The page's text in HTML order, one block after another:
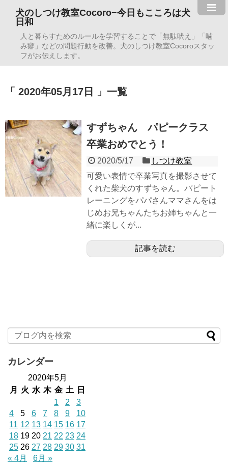
犬のしつけ教室Cocoro−今日もこころは犬
日和
人と暮らすためのルールを学習することで「無駄吠え」「噛
み癖」などの問題行動を改善。犬のしつけ教室Cocoroスタッ
フがお伝えします。
2020年05月17日 一覧
すずちゃん パピークラス
卒業おめでとう！
2020/5/17
しつけ教室
可愛い表情で卒業写真を撮影させて
くれた柴犬のすずちゃん。パピート
レーニングをパパさんママさんをは
じめお兄ちゃんたちお姉ちゃんと一
緒に楽しくが...
記事を読む
カレンダー
2020年5月
月
火 水 木 金 土
日
1
2
3
4
5 6 7 8 9
10
11 12 13 14 15 16 17
18 19 20 21 22 23 24
25 26 27 28 29 30 31
« 4月
6月 »